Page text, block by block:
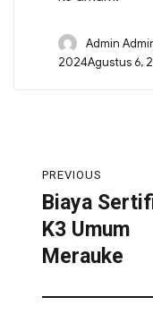
Admin
2024Agustus 6,
PREVIOUS
Biaya
K3 Umum
Merauke